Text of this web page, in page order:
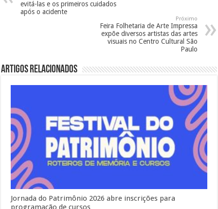
evitá-las e os primeiros cuidados
após o acidente
Próximo
Feira Folhetaria de Arte Impressa
expõe diversos artistas das artes
visuais no Centro Cultural São
Paulo
Artigos Relacionados
Jornada do Patrimônio 2026 abre inscrições para
programação de cursos